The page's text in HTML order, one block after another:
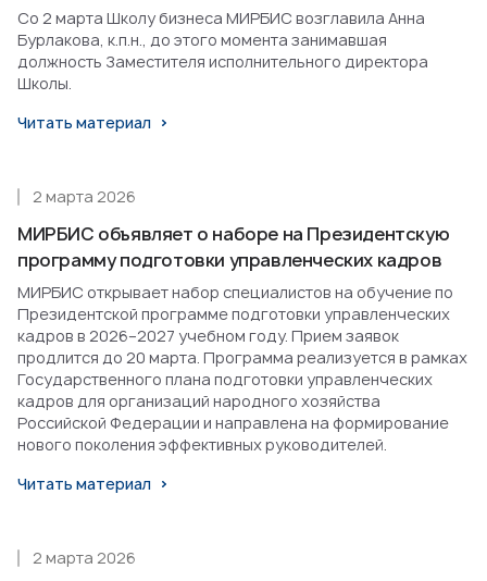
Со 2 марта Школу бизнеса МИРБИС возглавила Анна
Бурлакова, к.п.н., до этого момента занимавшая
должность Заместителя исполнительного директора
Школы.
Читать материал
МИРБИС объявляет о наборе на Президентскую
программу подготовки управленческих кадров
2 марта 2026
МИРБИС открывает набор специалистов на обучение по
Президентской программе подготовки управленческих
кадров в 2026–2027 учебном году. Прием заявок
продлится до 20 марта. Программа реализуется в рамках
Государственного плана подготовки управленческих
кадров для организаций народного хозяйства
Российской Федерации и направлена на формирование
нового поколения эффективных руководителей.
Читать материал
2 марта 2026